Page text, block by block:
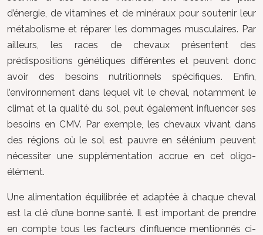
d’énergie, de vitamines et de minéraux pour soutenir leur
métabolisme et réparer les dommages musculaires. Par
ailleurs, les races de chevaux présentent des
prédispositions génétiques différentes et peuvent donc
avoir des besoins nutritionnels spécifiques. Enfin,
l’environnement dans lequel vit le cheval, notamment le
climat et la qualité du sol, peut également influencer ses
besoins en CMV. Par exemple, les chevaux vivant dans
des régions où le sol est pauvre en sélénium peuvent
nécessiter une supplémentation accrue en cet oligo-
élément.
Une alimentation équilibrée et adaptée à chaque cheval
est la clé d’une bonne santé. Il est important de prendre
en compte tous les facteurs d’influence mentionnés ci-